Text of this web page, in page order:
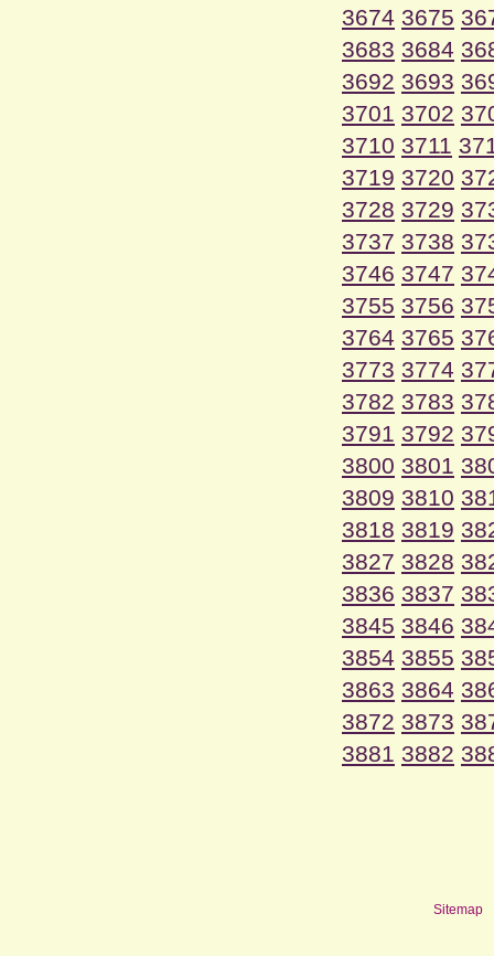
3674 3675
3683 3684
3692 3693
3701 3702
3710 3711
3719 3720
3728 3729
3737 3738
3746 3747
3755 3756
3764 3765
3773 3774
3782 3783
3791 3792
3800 3801
3809 3810
3818 3819
3827 3828
3836 3837
3845 3846
3854 3855
3863 3864
3872 3873
3881 3882
Sitemap